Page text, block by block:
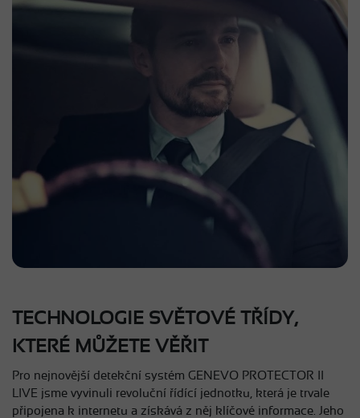
TECHNOLOGIE SVĚTOVÉ TŘÍDY,
KTERÉ MŮŽETE VĚŘIT
Pro nejnovější detekční systém GENEVO PROTECTOR II
LIVE jsme vyvinuli revoluční řídící jednotku, která je trvale
připojena k internetu a získává z něj klíčové informace. Jeho